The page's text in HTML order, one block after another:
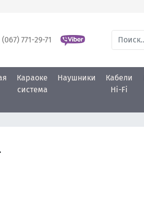
771-29-71
Караоке
система
Наушники
Кабели
Hi-Fi